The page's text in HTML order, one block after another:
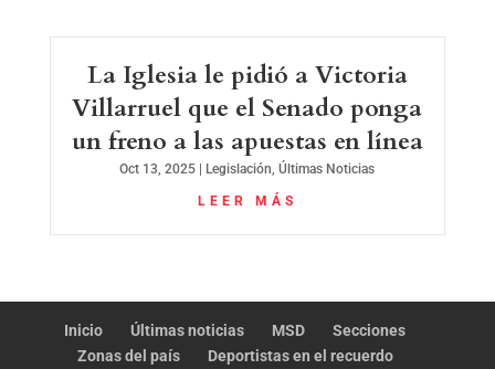
La Iglesia le pidió a Victoria
Villarruel que el Senado ponga
un freno a las apuestas en línea
Oct 13, 2025 | Legislación,Últimas Noticias
LEER MÁS
Inicio Últimas noticias MSD
Secciones
Zonas del país
Deportistas en el recuerdo